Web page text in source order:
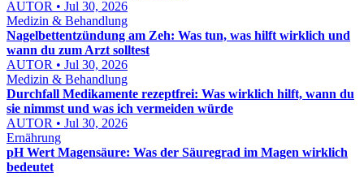
AUTOR • Jul 30, 2026
Medizin & Behandlung
Nagelbettentzündung am Zeh: Was tun, was hilft wirklich und
wann du zum Arzt solltest
AUTOR • Jul 30, 2026
Medizin & Behandlung
Durchfall Medikamente rezeptfrei: Was wirklich hilft, wann du
sie nimmst und was ich vermeiden würde
AUTOR • Jul 30, 2026
Ernährung
pH Wert Magensäure: Was der Säuregrad im Magen wirklich
bedeutet